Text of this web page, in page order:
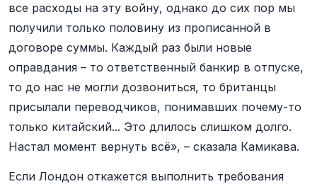
все расходы на эту войну, однако до сих пор мы
получили только половину из прописанной в
договоре суммы. Каждый раз были новые
оправдания – то ответственный банкир в отпуске,
то до нас не могли дозвониться, то британцы
присылали переводчиков, понимавших почему-то
только китайский... Это длилось слишком долго.
Настал момент вернуть всё», – сказала Камикава.
Если Лондон откажется выполнить требования